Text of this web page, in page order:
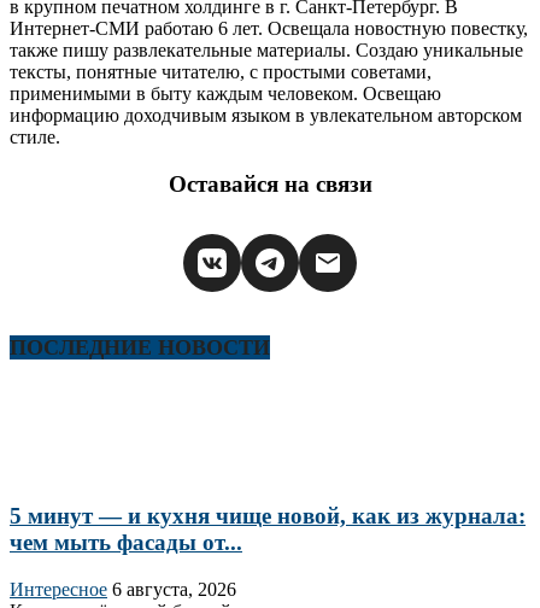
в крупном печатном холдинге в г. Санкт-Петербург. В
Интернет-СМИ работаю 6 лет. Освещала новостную повестку,
также пишу развлекательные материалы. Создаю уникальные
тексты, понятные читателю, с простыми советами,
применимыми в быту каждым человеком. Освещаю
информацию доходчивым языком в увлекательном авторском
стиле.
Оставайся на связи
ПОСЛЕДНИЕ НОВОСТИ
5 минут — и кухня чище новой, как из журнала:
чем мыть фасады от...
Интересное 6 августа, 2026